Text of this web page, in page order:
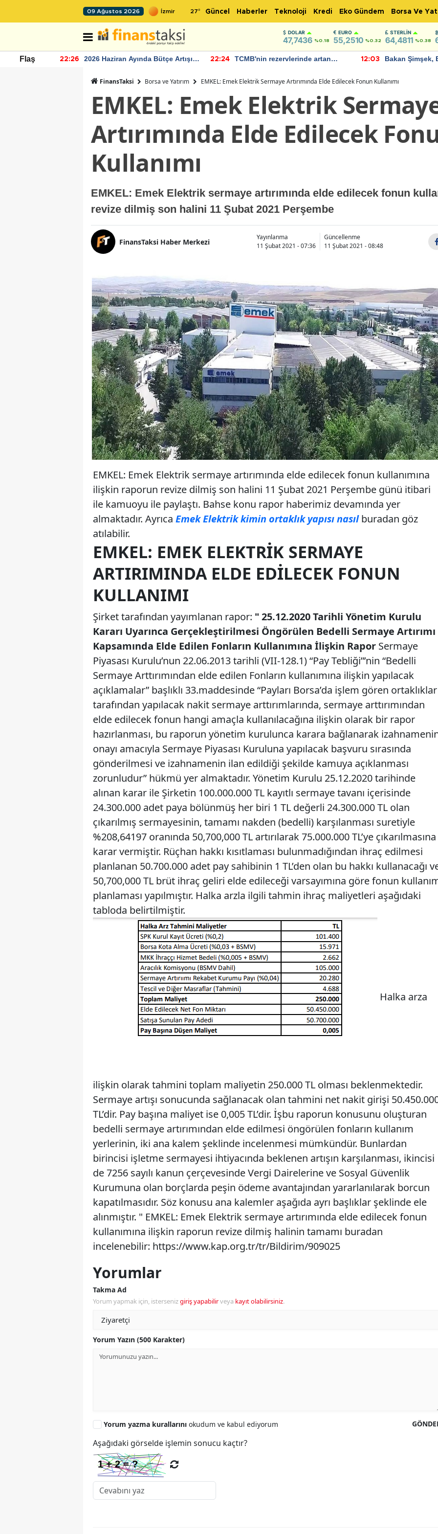
09 Ağustos 2026 27° Güncel Haberler Teknoloji Kredi Eko Gündem Borsa Ve
DOLAR
47,7436 %0.18
EURO
55,2510 %0.32
STERLIN
64,4811 %0.38
Flaş 22:26
2026 Haziran Ayında Bütçe Artışı
22:24
TCMB'nin rezervlerinde artan
12:03
Bakan Şimşek,
FinansTaksi Borsa ve Yatırım EMKEL: Emek Elektrik Sermaye Artırımında Elde Edilecek Fonun Kullanımı
EMKEL: Emek Elektrik
Artırımında Elde Edilecek
Kullanımı
EMKEL: Emek Elektrik sermaye artırımında elde edilecek fonun
revize dilmiş son halini 11 Şubat 2021 Perşembe
FinansTaksi Haber Merkezi
Yayınlanma
11 Şubat 2021 - 07:36
Güncellenme
11 Şubat 2021 - 08:48
EMKEL: Emek Elektrik sermaye artırımında elde edilecek fonun kullanımına
ilişkin raporun revize dilmiş son halini 11 Şubat 2021 Perşembe günü itibari
ile kamuoyu ile paylaştı. Bahse konu rapor haberimiz devamında yer
almaktadır. Ayrıca Emek Elektrik kimin ortaklık yapısı nasılburadan göz
atılabilir.
EMKEL: EMEK ELEKTRIK SERMAYE
ARTIRIMINDA ELDE EDILECEK FONUN
KULLANIMI
Şirket tarafından yayımlanan rapor: " 25.12.2020 Tarihli Yönetim Kurulu
Kararı Uyarınca Gerçekleştirilmesi Öngörülen Bedelli Sermaye Artırımı
Kapsamında Elde Edilen Fonların Kullanımına İlişkin Rapor Sermaye
Piyasası Kurulu’nun 22.06.2013 tarihli (VII-128.1) “Pay Tebliği”’nin “Bedelli
Sermaye Arttırımından elde edilen Fonların kullanımına ilişkin yapılacak
açıklamalar” başlıklı 33.maddesinde “Payları Borsa’da işlem gören ortaklıklar
tarafından yapılacak nakit sermaye arttırımlarında, sermaye arttırımından
elde edilecek fonun hangi amaçla kullanılacağına ilişkin olarak bir rapor
hazırlanması, bu raporun yönetim kurulunca karara bağlanarak
onayı amacıyla Sermaye Piyasası Kuruluna yapılacak başvuru sırasında
gönderilmesi ve izahnamenin ilan edildiği şekilde kamuya açıklanması
zorunludur” hükmü yer almaktadır. Yönetim Kurulu 25.12.2020 tarihinde
alınan karar ile Şirketin 100.000.000 TL kayıtlı sermaye tavanı içerisinde
24.300.000 adet paya bölünmüş her biri 1 TL değerli 24.300.000 TL olan
çıkarılmış sermayesinin, tamamı nakden (bedelli) karşılanması suretiyle
%208,64197 oranında 50,700,000 TL artırılarak 75.000.000 TL’ye çıkarılmasına
karar vermiştir. Rüçhan hakkı kısıtlaması bulunmadığından ihraç edilmesi
planlanan 50.700.000 adet pay sahibinin 1 TL’den olan bu hakkı kullanacağı
50,700,000 TL brüt ihraç geliri elde edileceği varsayımına göre fonun
planlaması yapılmıştır. Halka arzla ilgili tahmin ihraç maliyetleri aşağıdaki
tabloda belirtilmiştir.
Halka arza
ilişkin olarak tahmini toplam maliyetin 250.000 TL olması beklenmektedir.
Sermaye artışı sonucunda sağlanacak olan tahmini net nakit girişi
TL’dir. Pay başına maliyet ise 0,005 TL’dir. İşbu raporun konusunu oluşturan
bedelli sermaye artırımından elde edilmesi öngörülen fonların kullanım
yerlerinin, iki ana kalem şeklinde incelenmesi mümkündür. Bunlardan
birincisi işletme sermayesi ihtiyacında beklenen artışın karşılanması, ikincisi
de 7256 sayılı kanun çerçevesinde Vergi Dairelerine ve Sosyal Güvenlik
Kurumuna olan borçlarda peşin ödeme avantajından yararlanılarak borcun
kapatılmasıdır. Söz konusu ana kalemler aşağıda ayrı başlıklar şeklinde ele
alınmıştır. " EMKEL: Emek Elektrik sermaye artırımında elde edilecek fonun
kullanımına ilişkin raporun revize dilmiş halinin tamamı buradan
incelenebilir: https://www.kap.org.tr/tr/Bildirim/909025
Yorumlar
Takma Ad
Yorum yapmak için, istersenizgiriş yapabilirveya kayıt olabilirsiniz.
Yorum Yazın (500 Karakter)
Yorum yazma kurallarını okudum ve kabul ediyorum
Aşağıdaki görselde işlemin sonucu kaçtır?